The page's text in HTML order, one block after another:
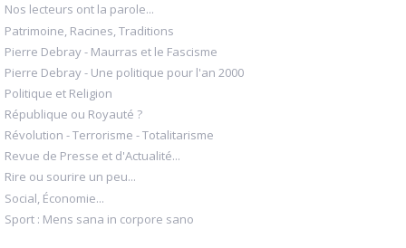
Nos lecteurs ont la parole...
Patrimoine, Racines, Traditions
Pierre Debray - Maurras et le Fascisme
Pierre Debray - Une politique pour l'an 2000
Politique et Religion
République ou Royauté ?
Révolution - Terrorisme - Totalitarisme
Revue de Presse et d'Actualité...
Rire ou sourire un peu...
Social, Économie...
Sport : Mens sana in corpore sano